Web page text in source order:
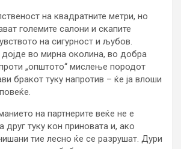
на квадратните метри, но
големите салони и скапите
на сигурност и љубов.
во мирна околина, во добра
„општото“ мислење породот
бракот туку напротив – ќе ја влоши
на партнерите веќе не е
друг туку кон приновата и, ако
тие лесно ќе се разрушат. Дури